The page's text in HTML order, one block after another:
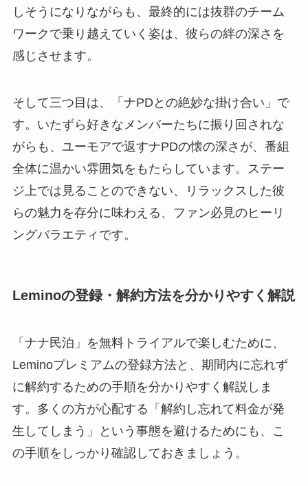
しそうになりながらも、最終的には抜群のチーム
ワークで乗り越えていく姿は、彼らの絆の深さを
感じさせます。
そして三つ目は、「ナPDとの絶妙な掛け合い」で
す。いたずら好きなメンバーたちに振り回されな
がらも、ユーモアで返すナPDの懐の深さが、番組
全体に温かい雰囲気をもたらしています。ステー
ジ上では見ることのできない、リラックスした彼
らの魅力を存分に味わえる、ファン必見のヒーリ
ングバラエティです。
Leminoの登録・解約方法を分かりやすく解説
「ナナ民泊」を無料トライアルで楽しむために、
Leminoプレミアムの登録方法と、期間内に忘れず
に解約するための手順を分かりやすく解説しま
す。多くの方が心配する「解約し忘れて料金が発
生してしまう」という事態を避けるためにも、こ
の手順をしっかり確認しておきましょう。